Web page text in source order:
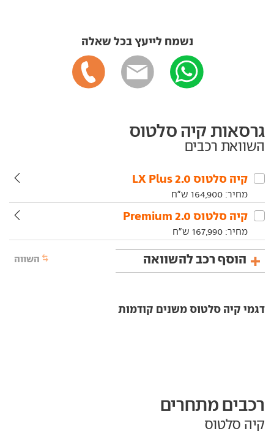
נשמח לייעץ בכל שאלה
גרסאות קיה סלטוס
השוואת רכבים
קיה‏ סלטוס‏ 2.0 LX Plus
מחיר: 164,900 ש"ח
קיה‏ סלטוס‏ 2.0 Premium
מחיר: 167,990 ש"ח
הוסף רכב להשוואה השווה
דגמי קיה סלטוס משנים קודמות
רכבים מתחרים
קיה סלטוס